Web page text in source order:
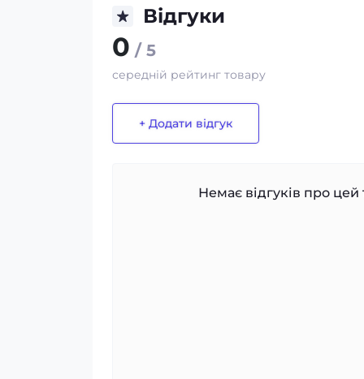
Відгуки
0 / 5
середній рейтинг товару
+ Додати відгук
Немає відгуків про